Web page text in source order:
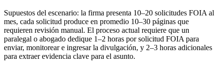
Supuestos del escenario: la firma presenta 10–20 solicitudes FOIA al
mes, cada solicitud produce en promedio 10–30 páginas que
requieren revisión manual. El proceso actual requiere que un
paralegal o abogado dedique 1–2 horas por solicitud FOIA para
enviar, monitorear e ingresar la divulgación, y 2–3 horas adicionales
para extraer evidencia clave para el asunto.